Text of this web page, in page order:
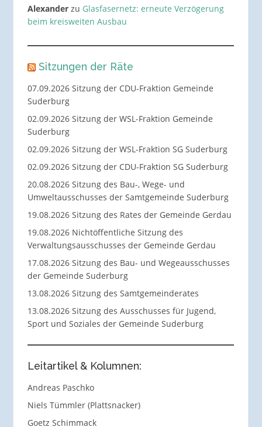
Alexanderzu Glasfasernetz: erneute Verzögerung
beim kreisweiten Ausbau
Sitzungen der Räte
07.09.2026 Sitzung der CDU-Fraktion Gemeinde
Suderburg
02.09.2026 Sitzung der WSL-Fraktion Gemeinde
Suderburg
02.09.2026 Sitzung der WSL-Fraktion SG Suderburg
02.09.2026 Sitzung der CDU-Fraktion SG Suderburg
20.08.2026 Sitzung des Bau-, Wege- und
Umweltausschusses der Samtgemeinde Suderburg
19.08.2026 Sitzung des Rates der Gemeinde Gerdau
19.08.2026 Nichtöffentliche Sitzung des
Verwaltungsausschusses der Gemeinde Gerdau
17.08.2026 Sitzung des Bau- und Wegeausschusses
der Gemeinde Suderburg
13.08.2026 Sitzung des Samtgemeinderates
13.08.2026 Sitzung des Ausschusses für Jugend,
Sport und Soziales der Gemeinde Suderburg
Leitartikel & Kolumnen:
Andreas Paschko
Niels Tümmler (Plattsnacker)
Goetz Schimmack